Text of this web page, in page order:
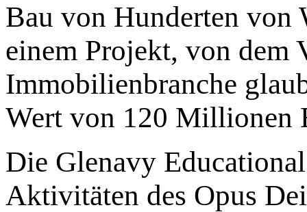
Bau von Hunderten von
einem Projekt, von dem
Immobilienbranche
Wert von 120 Millionen
Die Glenavy
Aktivitäten des Opus